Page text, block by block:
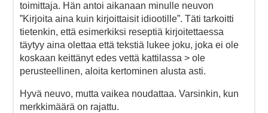
toimittaja. Hän antoi aikanaan minulle neuvon
”Kirjoita aina kuin kirjoittaisit idiootille”. Täti tarkoitti
tietenkin, että esimerkiksi reseptiä kirjoitettaessa
täytyy aina olettaa että tekstiä lukee joku, joka ei ole
koskaan keittänyt edes vettä kattilassa > ole
perusteellinen, aloita kertominen alusta asti.
Hyvä neuvo, mutta vaikea noudattaa. Varsinkin, kun
merkkimäärä on rajattu.